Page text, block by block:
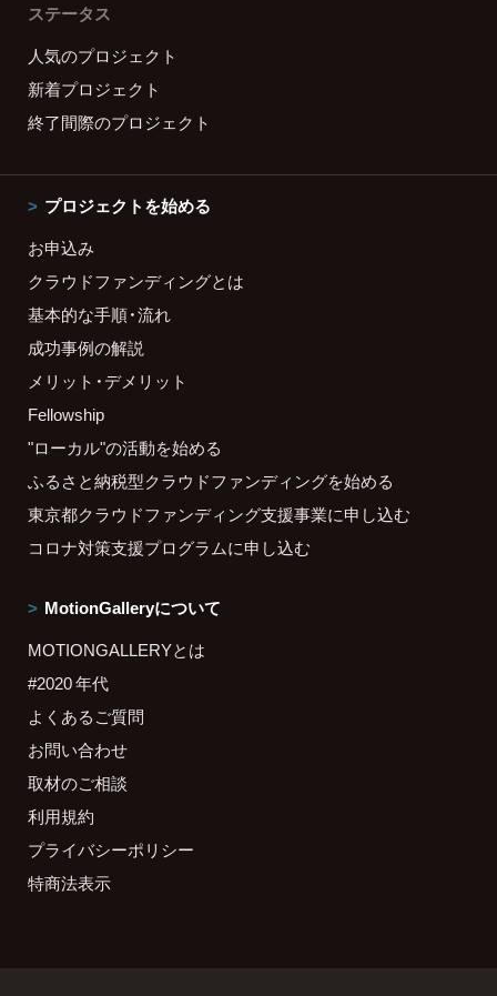
ステータス
人気のプロジェクト
新着プロジェクト
終了間際のプロジェクト
プロジェクトを始める
お申込み
クラウドファンディングとは
基本的な手順・流れ
成功事例の解説
メリット・デメリット
Fellowship
"ローカル"の活動を始める
ふるさと納税型クラウドファンディングを始める
東京都クラウドファンディング支援事業に申し込む
コロナ対策支援プログラムに申し込む
MotionGalleryについて
MOTIONGALLERYとは
#2020 年代
よくあるご質問
お問い合わせ
取材のご相談
利用規約
プライバシーポリシー
特商法表示